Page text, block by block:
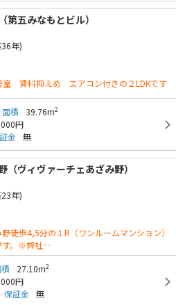
第五みなもとビル）
年)
室 賃料抑えめ エアコン付きの２LDKです
面積 39.76m2
円
金 無
（ヴィヴァーチェあざみ野）
年)
歩4,5分の１R（ワンルームマンション）
す。※弊社…
27.10m2
円
保証金 無